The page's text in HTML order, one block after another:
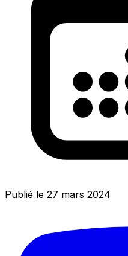
Publié le 27 mars 2024